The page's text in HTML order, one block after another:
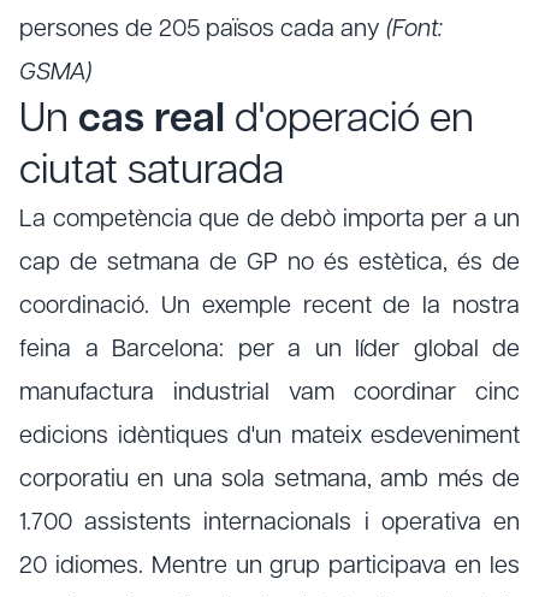
persones de 205 països cada any (Font:
GSMA)
Un cas real d'operació en
ciutat saturada
La competència que de debò importa per a un
cap de setmana de GP no és estètica, és de
coordinació. Un exemple recent de la nostra
feina a Barcelona: per a un líder global de
manufactura industrial vam coordinar cinc
edicions idèntiques d'un mateix esdeveniment
corporatiu en una sola setmana, amb més de
1.700 assistents internacionals i operativa en
20 idiomes. Mentre un grup participava en les